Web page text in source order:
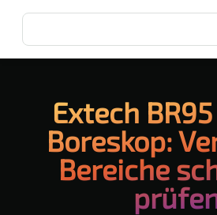
Extech
Boreskop:
Bereiche